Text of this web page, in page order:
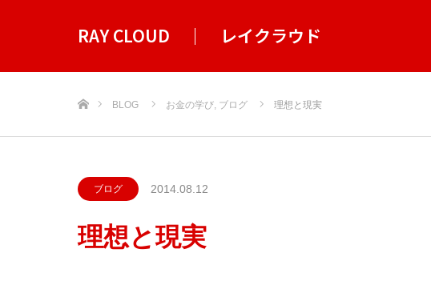
RAY CLOUD ｜ レイクラウド
BLOG お金の学び, ブログ 理想と現実
ブログ 2014.08.12
理想と現実